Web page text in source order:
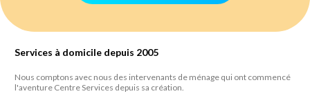
Services à domicile depuis 2005
Nous comptons avec nous des intervenants de ménage qui ont commencé
l'aventure Centre Services depuis sa création.